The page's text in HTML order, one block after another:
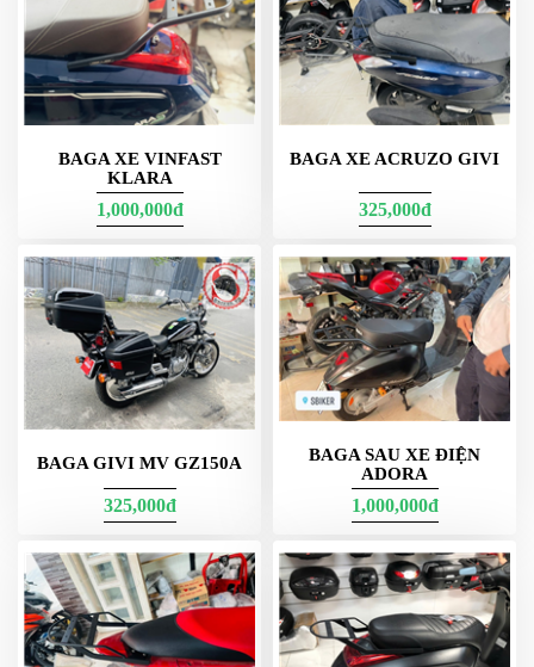
BAGA XE VINFAST
KLARA
1,000,000đ
BAGA XE ACRUZO GIVI
325,000đ
BAGA GIVI MV GZ150A
325,000đ
BAGA SAU XE ĐIỆN
ADORA
1,000,000đ